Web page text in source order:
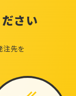
さい
注先を